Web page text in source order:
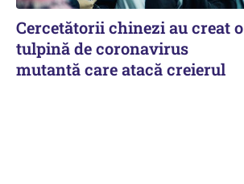
Cercetătorii chinezi au creat o
tulpină de coronavirus
mutantă care atacă creierul